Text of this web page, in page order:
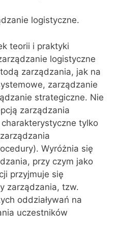
logistyczne.
teorii i praktyki
logistyczne
zarządzania, jak na
zarządzanie
strategiczne. Nie
zarządzania
tylko
Wyróżnia się
przy czym jako
przyjmuje się
zarządzania, tzw.
oddziaływań na
uczestników